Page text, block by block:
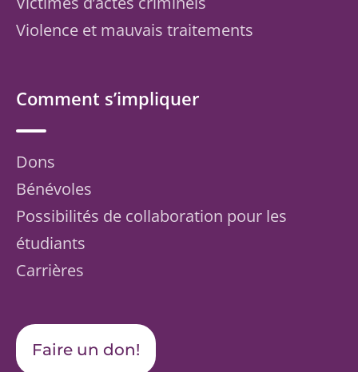
Violence et mauvais traitements
Comment s’impliquer
Dons
Bénévoles
Possibilités de collaboration pour les
étudiants
Carrières
Faire un don!